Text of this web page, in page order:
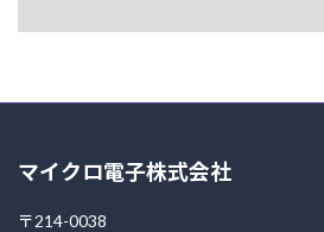
マイクロ電子株式会社
〒214-0038